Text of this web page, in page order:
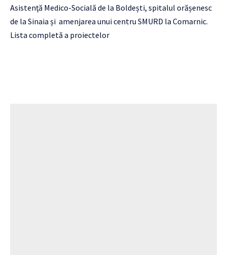
Asistenţă Medico-Socială de la Boldești, spitalul orășenesc
de la Sinaia și amenjarea unui centru SMURD la Comarnic.
Lista completă a proiectelor